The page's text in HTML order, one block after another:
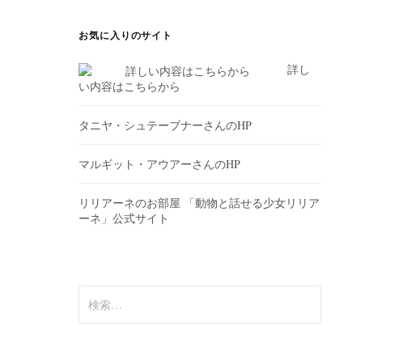
お気に入りのサイト
詳し
い内容はこちらから
タニヤ・シュテーブナーさんのHP
マルギット・アウアーさんのHP
リリアーネのお部屋 「動物と話せる少女リリア
ーネ」公式サイト
索: